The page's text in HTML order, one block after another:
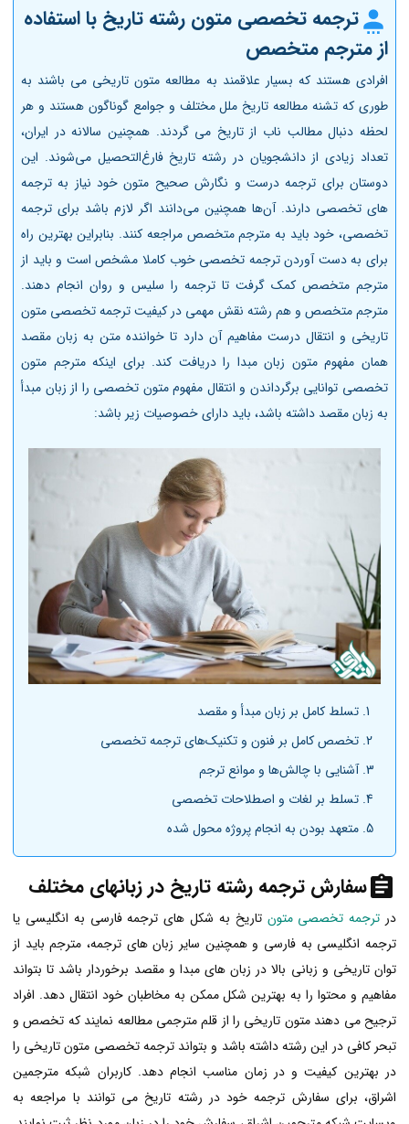
ترجمه تخصصی متون رشته تاریخ با استفاده
از مترجم متخصص
افرادی هستند که بسیار علاقمند به مطالعه متون تاریخی می باشند به
طوری که تشنه مطالعه تاریخ ملل مختلف و جوامع گوناگون هستند و هر
لحظه دنبال مطالب ناب از تاریخ می گردند. همچنین سالانه در ایران،
تعداد زیادی از دانشجویان در رشته تاریخ فارغ‌التحصیل می‌شوند. این
دوستان برای ترجمه درست و نگارش صحیح متون خود نیاز به ترجمه
های تخصصی دارند. آن‌ها همچنین می‌دانند اگر لازم باشد برای ترجمه
تخصصی، خود باید به مترجم متخصص مراجعه کنند. بنابراین بهترین راه
برای به دست آوردن ترجمه تخصصی خوب کاملا مشخص است و باید از
مترجم متخصص کمک گرفت تا ترجمه را سلیس و روان انجام دهند.
مترجم متخصص و هم رشته نقش مهمی در کیفیت ترجمه تخصصی متون
تاریخی و انتقال درست مفاهیم آن دارد تا خواننده متن به زبان مقصد
همان مفهوم متون زبان مبدا را دریافت کند. برای اینکه مترجم متون
تخصصی توانایی برگرداندن و انتقال مفهوم متون تخصصی را از زبان مبدأ
به زبان مقصد داشته باشد، باید دارای خصوصیات زیر باشد:
تسلط کامل بر زبان مبدأ و مقصد
تخصص کامل بر فنون و تکنیک‌های ترجمه تخصصی
آشنایی با چالش‌ها و موانع ترجم
تسلط بر لغات و اصطلاحات تخصصی
متعهد بودن به انجام پروژه محول شده
سفارش ترجمه رشته تاریخ در زبانهای مختلف
در ترجمه تخصصی متون تاریخ به شکل های ترجمه فارسی به انگلیسی یا
ترجمه انگلیسی به فارسی و همچنین سایر زبان های ترجمه، مترجم باید از
توان تاریخی و زبانی بالا در زبان های مبدا و مقصد برخوردار باشد تا بتواند
مفاهیم و محتوا را به بهترین شکل ممکن به مخاطبان خود انتقال دهد. افراد
ترجیح می دهند متون تاریخی را از قلم مترجمی مطالعه نمایند که تخصص و
تبحر کافی در این رشته داشته باشد و بتواند ترجمه تخصصی متون تاریخی را
در بهترین کیفیت و در زمان مناسب انجام دهد. کاربران شبکه مترجمین
اشراق، برای سفارش ترجمه خود در رشته تاریخ می توانند با مراجعه به